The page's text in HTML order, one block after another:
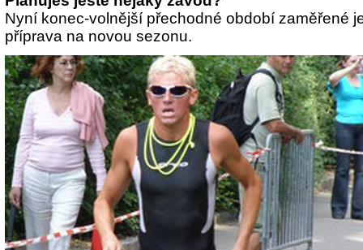
Nyní konec-volnější přechodné období zaměřené
příprava na novou sezonu.